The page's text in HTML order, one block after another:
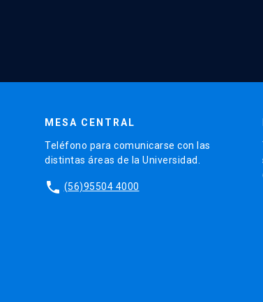
MESA CENTRAL
Teléfono para comunicarse con las
distintas áreas de la Universidad.
phone (56)95504 4000